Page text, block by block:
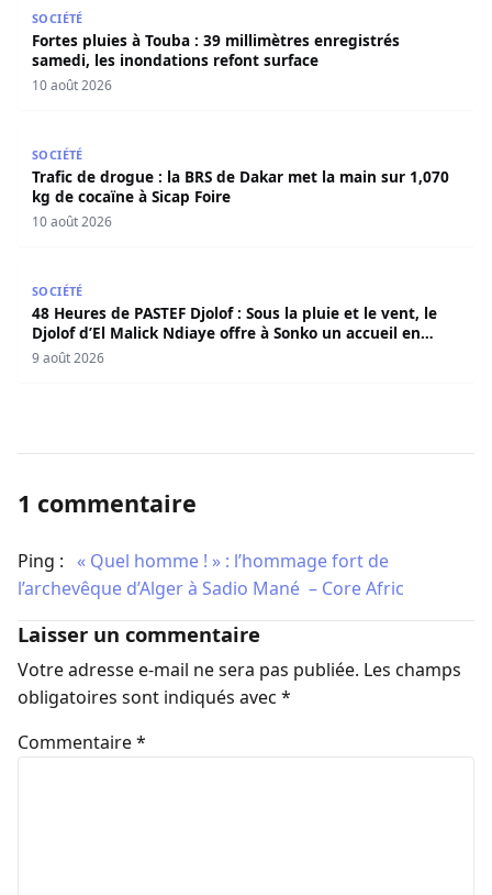
SOCIÉTÉ
Fortes pluies à Touba : 39 millimètres enregistrés
samedi, les inondations refont surface
10 août 2026
SOCIÉTÉ
Trafic de drogue : la BRS de Dakar met la main sur 1,070
kg de cocaïne à Sicap Foire
10 août 2026
SOCIÉTÉ
48 Heures de PASTEF Djolof : Sous la pluie et le vent, le
Djolof d’El Malick Ndiaye offre à Sonko un accueil en
apothéose
9 août 2026
1 commentaire
Ping : ​« Quel homme ! » : l’hommage fort de
l’archevêque d’Alger à Sadio Mané – Core Afric
Laisser un commentaire
Votre adresse e-mail ne sera pas publiée. Les champs
obligatoires sont indiqués avec *
Commentaire*